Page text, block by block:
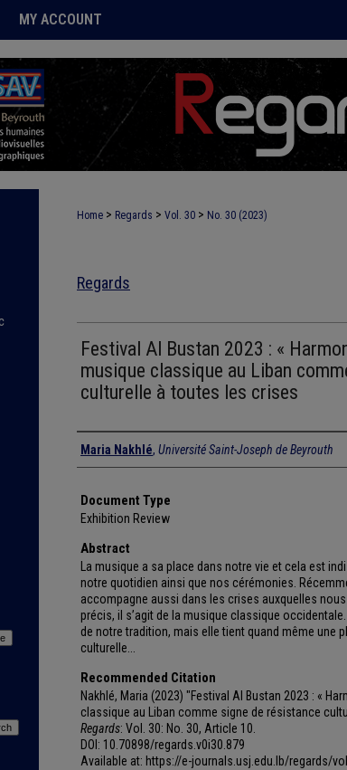
MY ACCOUNT
Home > Regards > Vol. 30 > No. 30 (2023)
Regards
Festival Al Bustan 2023 : «
musique classique au Liban
culturelle à toutes les crises
Authors
Maria Nakhlé, Université Saint-Joseph de Beyrouth
Document Type
Exhibition Review
Abstract
La musique a sa place dans notre vie et cela est
notre quotidien ainsi que nos cérémonies.
accompagne aussi dans les crises auxquelles
précis, il s’agit de la musique classique
de notre tradition, mais elle tient quand même une
culturelle...
Recommended Citation
Nakhlé, Maria (2023) "Festival Al Bustan 2023 : «
classique au Liban comme signe de résistance
Regards: Vol. 30: No. 30, Article 10.
DOI: 10.70898/regards.v0i30.879
Available at: https://e-journals.usj.edu.lb/regards/